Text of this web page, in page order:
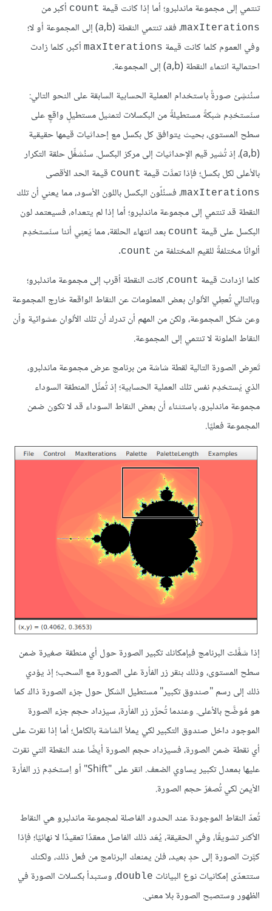
تنتمي إلى مجموعة ماندلبرو؛ أما إذا كانت قيمة count أكبر من
maxIterations
، فقد تنتمي النقطة (a,b) إلى المجموعة أو لا؛
وفي العموم كلما كانت قيمة maxIterations أكبر، كلما زادت
احتمالية انتماء النقطة (a,b) إلى المجموعة.
سنُنشِئ صورةً باستخدام العملية الحسابية السابقة على النحو التالي:
سنَستخدِم شبكةً مستطيلةً من البكسلات لتمثيل مستطيلٍ واقعٍ على
سطح المستوى، بحيث يتوافق كل بكسل مع إحداثيات قيمها حقيقية
(a,b)، إذ تُشير قيم الإحداثيات إلى مركز البكسل. سنُشغِّل حلقة التكرار
بالأعلى لكل بكسل؛ فإذا تعدَّت قيمة count قيمة الحد الأقصى
maxIterations، فسنُلّون البكسل باللون الأسود، مما يعني أن تلك
النقطة قد تنتمي إلى مجموعة ماندلبرو؛ أما إذا لم يتعداه، فسيعتمد لون
البكسل على قيمة count بعد انتهاء الحلقة، مما يَعنِي أننا سنَستخدِم
ألوانًا مختلفةً للقيم المختلفة من count
.
كلما ازدادت قيمة count، كانت النقطة أقرب إلى مجموعة ماندلبرو؛
وبالتالي تُعطِي الألوان بعض المعلومات عن النقاط الواقعة خارج المجموعة
وعن شكل المجموعة، ولكن من المهم أن تدرك أن تلك الألوان عشوائية وأن
النقاط الملونة لا تنتمي إلى المجموعة.
تَعرِض الصورة التالية لقطة شاشة من برنامج عرض مجموعة ماندلبرو،
الذي يَستخدِم نفس تلك العملية الحسابية؛ إذ تُمثِّل المنطقة السوداء
مجموعة ماندلبرو، باستثناء أن بعض النقاط السوداء قد لا تكون ضمن
المجموعة فعليًا.
إذا شغَّلت البرنامج فبإمكانك تكبير الصورة حول أي منطقة صغيرة ضمن
سطح المستوى، وذلك بنقر زر الفأرة على الصورة مع السحب؛ إذ يؤدي
ذلك إلى رسم "صندوق تكبير" مستطيل الشكل حول جزء الصورة ذاك كما
هو مُوضَّح بالأعلى. وعندما تُحرِّر زر الفأرة، سيزداد حجم جزء الصورة
الموجود داخل صندوق التكبير لكي يملأ الشاشة بالكامل؛ أما إذا نقرت على
أي نقطة ضمن الصورة، فسيزداد حجم الصورة أيضًا عند النقطة التي نقرت
عليها بمعدل تكبير يساوي الضعف. انقر على "Shift" أو اِستخدِم زر الفأرة
الأيمن لكي تُصغرّ حجم الصورة.
تُعدّ النقاط الموجودة عند الحدود الفاصلة لمجموعة ماندلبرو هي النقاط
الأكثر تشويقًا، وفي الحقيقة، يُعَد ذلك الفاصل معقدًا تعقيدًا لا نهائيًا؛ فإذا
كبَّرت الصورة إلى حدٍ بعيد، فلن يمنعك البرنامج من فعل ذلك، ولكنك
ستتعدّى إمكانيات نوع البيانات double، وستبدأ بكسلات الصورة في
الظهور وستصبح الصورة بلا معنى.